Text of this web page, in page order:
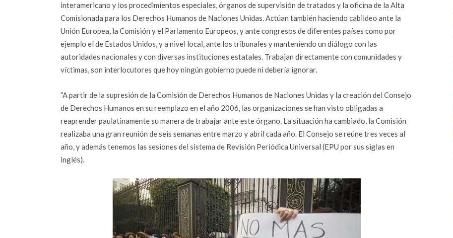
interamericano y los procedimientos especiales, órganos de supervisión de tratados y la oficina de la Alta
Comisionada para los Derechos Humanos de Naciones Unidas. Actúan también haciendo cabildeo ante la
Unión Europea, la Comisión y el Parlamento Europeos, y ante congresos de diferentes países como por
ejemplo el de Estados Unidos, y a nivel local, ante los tribunales y manteniendo un diálogo con las
autoridades nacionales y con diversas instituciones estatales. Trabajan directamente con comunidades y
víctimas, son interlocutores que hoy ningún gobierno puede ni debería ignorar.
”A partir de la supresión de la Comisión de Derechos Humanos de Naciones Unidas y la creación del Consejo
de Derechos Humanos en su reemplazo en el año 2006, las organizaciones se han visto obligadas a
reaprender paulatinamente su manera de trabajar ante este órgano. La situación ha cambiado, la Comisión
realizaba una gran reunión de seis semanas entre marzo y abril cada año. El Consejo se reúne tres veces al
año, y además tenemos las sesiones del sistema de Revisión Periódica Universal (EPU por sus siglas en
inglés).